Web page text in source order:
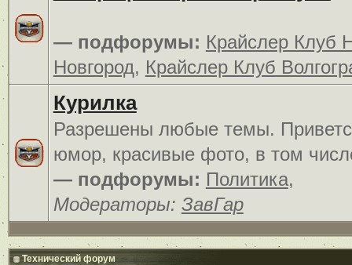
— подфорумы: Крайслер Клуб
Новгород, Крайслер Клуб
Курилка
Разрешены любые темы.
юмор, красивые фото, в том
— подфорумы: Политика,
Модераторы: ЗавГар
Технический форум